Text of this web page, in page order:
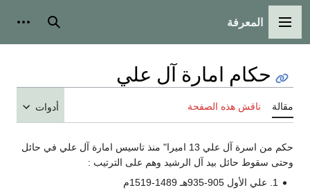
القائمة الرئيسية
المعرفة بحث
حكام امارة آل علي
مقالة ناقش هذه الصفحة أدوات
حكم من اسرة آل علي 13 اميرا" منذ تاسيس امارة آل علي في حائل
وحتى سقوط حائل بيد آل الرشيد وهم على الترتيب :
1. علي الأول 905-935هـ 1489-1519م